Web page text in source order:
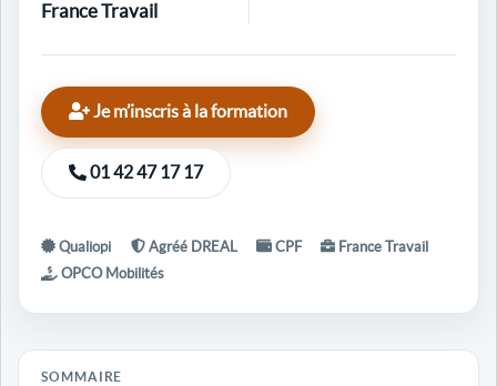
France Travail
Je m’inscris à la formation
01 42 47 17 17
Qualiopi Agréé DREAL CPF
France Travail
OPCO Mobilités
SOMMAIRE